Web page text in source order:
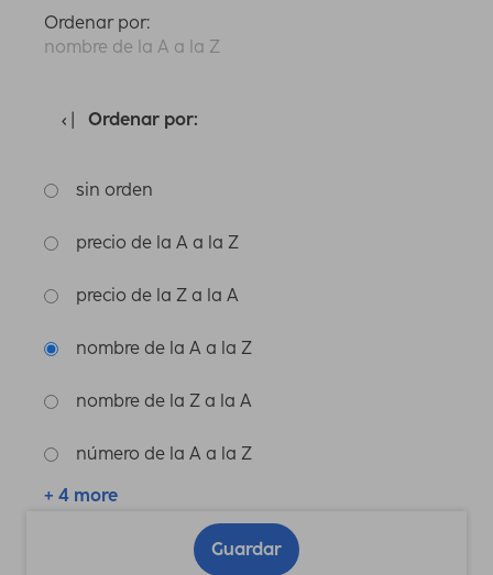
Ordenar por:
nombre de la A a la Z
Ordenar por:
sin orden
precio de la A a la Z
precio de la Z a la A
nombre de la A a la Z
nombre de la Z a la A
número de la A a la Z
+ 4 more
Guardar